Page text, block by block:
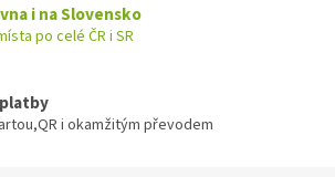
i na Slovensko
po celé ČR i SR
i okamžitým převodem